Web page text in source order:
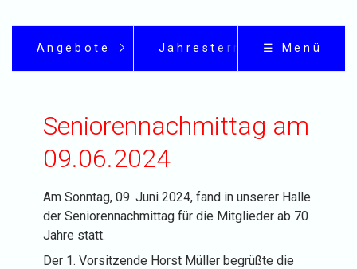
Angebote Jahrestermine☰ Menü
Seniorennachmittag am
09.06.2024
Am Sonntag, 09. Juni 2024, fand in unserer Halle
der Seniorennachmittag für die Mitglieder ab 70
Jahre statt.
Der 1. Vorsitzende Horst Müller begrüßte die